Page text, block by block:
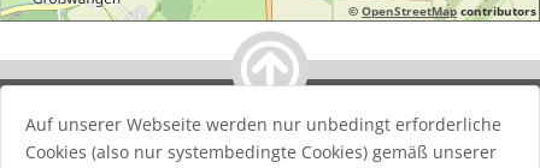
Auf unserer Webseite werden nur unbedingt erforderliche
Cookies (also nur systembedingte Cookies) gemäß unserer
© OpenStreetMapcontributors
Stadt Nebra| Promenade 13 | 06642 Nebra | T: 034461 / 22
016 | F: 034461 / 22 151 | E:info@stadt-nebra.de